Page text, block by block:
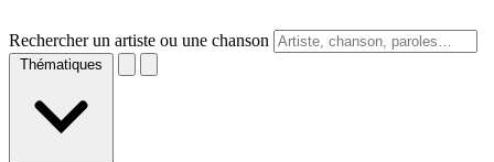
Rechercher un artiste ou une chanson
Thématiques